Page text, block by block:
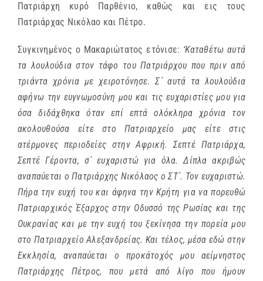
Πατριάρχη κυρό Παρθένιο, καθώς και εις τους
Πατριάρχας Νικόλαο και Πέτρο.
Συγκινημένος ο Μακαριώτατος ετόνισε: ‘Καταθέτω αυτά
τα λουλούδια στον τάφο του Πατριάρχου που πριν από
τριάντα χρόνια με χειροτόνησε. Σ΄ αυτά τα λουλούδια
αφήνω την ευγνωμοσύνη μου και τις ευχαριστίες μου για
όσα διδάχθηκα όταν επί επτά ολόκληρα χρόνια τον
ακολουθούσα είτε στο Πατριαρχείο μας είτε στις
ατέρμονες περιοδείες στην Αφρική. Σεπτέ Πατριάρχα,
Σεπτέ Γέροντα, σ΄ ευχαριστώ για όλα. Δίπλα ακριβώς
αναπαύεται ο Πατριάρχης Νικόλαος ο ΣΤ΄. Τον ευχαριστώ.
Πήρα την ευχή του και άφηνα την Κρήτη για να πορευθώ
Πατριαρχικός Έξαρχος στην Οδυσσό της Ρωσίας και της
Ουκρανίας και με την ευχή του ξεκίνησα την πορεία μου
στο Πατριαρχείο Αλεξανδρείας. Και τέλος, μέσα εδώ στην
Εκκλησία, αναπαύεται ο προκάτοχός μου αείμνηστος
Πατριάρχης Πέτρος, που μετά από λίγο που ήμουν